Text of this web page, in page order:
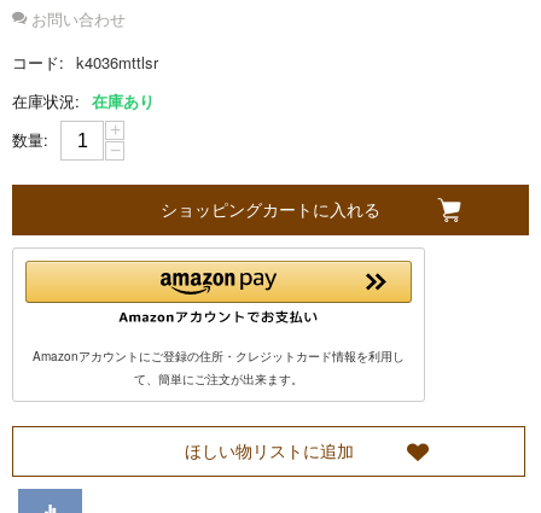
a
n
に
つ
い
カ
お問い合わせ
コード: k4036mttlsr
在庫状況: 在庫あり
数量:
+
−
ショッピングカートに入れる
Amazonアカウントにご登録の住所・クレジットカード情報を利用し
て、簡単にご注文が出来ます。
ほしい物リストに追加